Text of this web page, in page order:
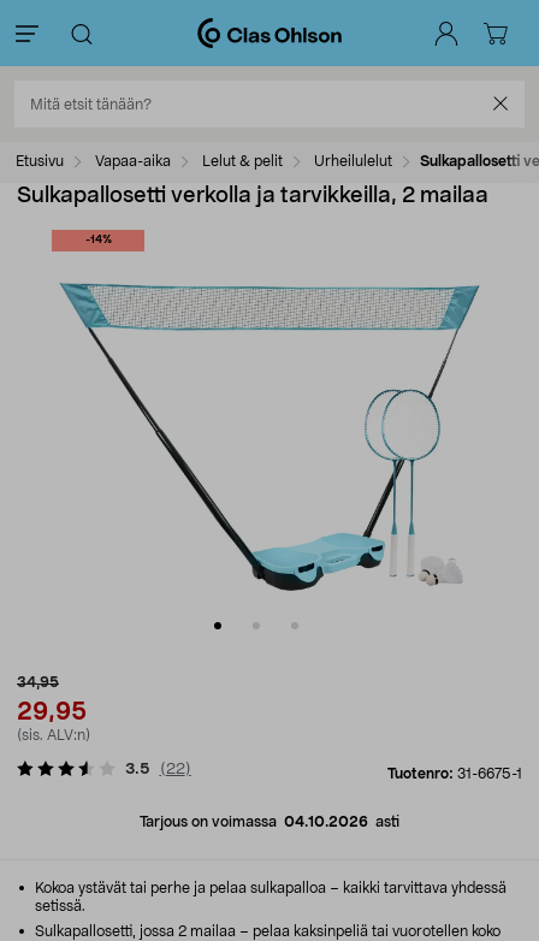
Etusivu Vapaa-aika Lelut & pelit Urheilulelut Sulkapallosetti
Sulkapallosetti verkolla ja tarvikkeilla, 2 mailaa
-14%
34,95
29,95
(sis. ALV:n)
Tuotenro: 31-6675-1
3.5 ( 22)
Tarjous on voimassa 04.10.2026 asti
Kokoa ystävät tai perhe ja pelaa sulkapalloa – kaikki tarvittava yhdessä
setissä.
Sulkapallosetti, jossa 2 mailaa – pelaa kaksinpeliä tai vuorotellen koko